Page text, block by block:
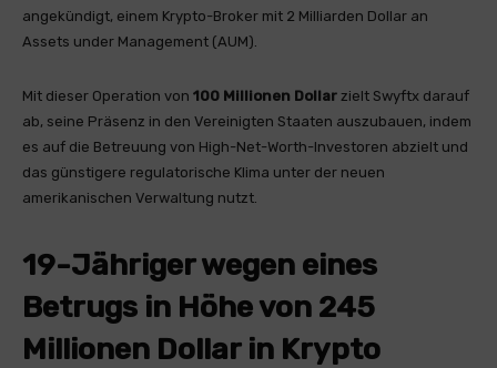
angekündigt, einem Krypto-Broker mit 2 Milliarden Dollar an
Assets under Management (AUM).
Mit dieser Operation von 100 Millionen Dollar zielt Swyftx darauf
ab, seine Präsenz in den Vereinigten Staaten auszubauen, indem
es auf die Betreuung von High-Net-Worth-Investoren abzielt und
das günstigere regulatorische Klima unter der neuen
amerikanischen Verwaltung nutzt.
19-Jähriger wegen eines
Betrugs in Höhe von 245
Millionen Dollar in Krypto